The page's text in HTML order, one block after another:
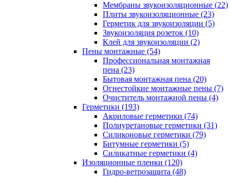
Мембраны звукоизоляционные (22)
Плиты звукоизоляционные (23)
Герметик для звукоизоляции (5)
Звукоизоляция розеток (10)
Клей для звукоизоляции (2)
Пены монтажные (54)
Профессиональная монтажная
пена (23)
Бытовая монтажная пена (20)
Огнестойкие монтажные пены (7)
Очиститель монтажной пены (4)
Герметики (193)
Акриловые герметики (74)
Полиуретановые герметики (31)
Силиконовые герметики (79)
Битумные герметики (5)
Силикатные герметики (4)
Изоляционные пленки (120)
Гидро-ветрозащита (48)